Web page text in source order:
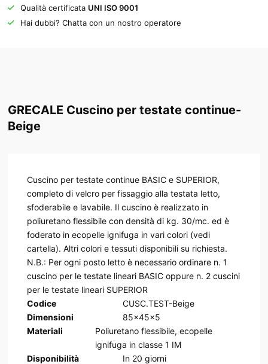
Qualità certificata UNI ISO 9001
Hai dubbi? Chatta con un nostro operatore
GRECALE Cuscino per testate continue-
Beige
Cuscino per testate continue BASIC e SUPERIOR,
completo di velcro per fissaggio alla testata letto,
sfoderabile e lavabile. Il cuscino è realizzato in
poliuretano flessibile con densità di kg. 30/mc. ed è
foderato in ecopelle ignifuga in vari colori (vedi
cartella). Altri colori e tessuti disponibili su richiesta.
N.B.: Per ogni posto letto è necessario ordinare n. 1
cuscino per le testate lineari BASIC oppure n. 2 cuscini
per le testate lineari SUPERIOR
Codice
CUSC.TEST-Beige
Dimensioni
85x45x5
Materiali
Poliuretano flessibile, ecopelle
ignifuga in classe 1 IM
Disponibilità
In 20 giorni